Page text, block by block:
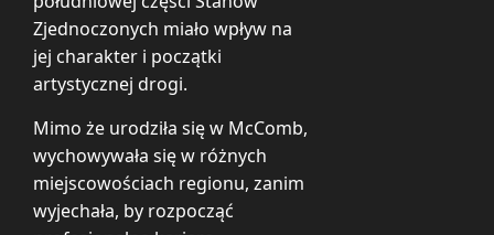
Zjednoczonych miało wpływ na
jej charakter i początki
artystycznej drogi.
Mimo że urodziła się w McComb,
wychowywała się w różnych
miejscowościach regionu, zanim
wyjechała, by rozpocząć